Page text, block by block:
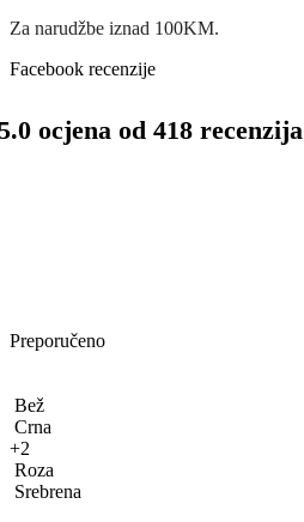
Za narudžbe iznad 100KM.
Facebook recenzije
ocjena od 418 recenzija
Preporučeno
Bež
Crna
+2
Roza
Srebrena